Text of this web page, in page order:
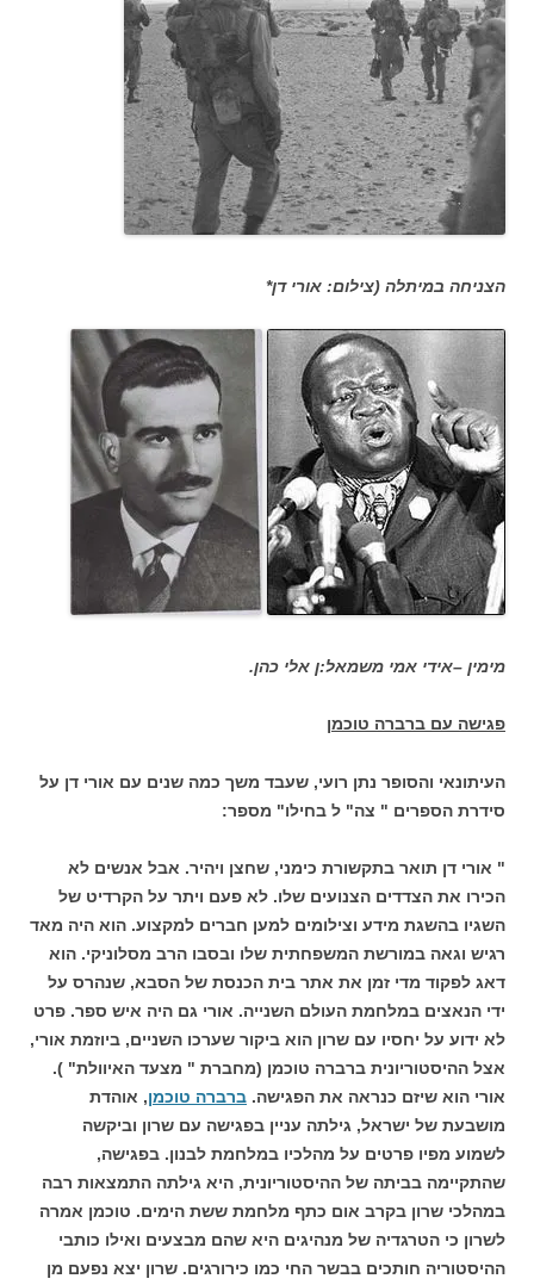
הצניחה במיתלה (צילום: אורי דן*
מימין –אידי אמי משמאל:ן אלי כהן.
פגישה עם ברברה טוכמן
העיתונאי והסופר נתן רועי, שעבד משך כמה שנים עם אורי דן על
סידרת הספרים " צה" ל בחילו" מספר:
" אורי דן תואר בתקשורת כימני, שחצן ויהיר. אבל אנשים לא
הכירו את הצדדים הצנועים שלו. לא פעם ויתר על הקרדיט של
השגיו בהשגת מידע וצילומים למען חברים למקצוע. הוא היה מאד
רגיש וגאה במורשת המשפחתית שלו ובסבו הרב מסלוניקי. הוא
דאג לפקוד מדי זמן את אתר בית הכנסת של הסבא, שנהרס על
ידי הנאצים במלחמת העולם השנייה. אורי גם היה איש ספר. פרט
לא ידוע על יחסיו עם שרון הוא ביקור שערכו השניים, ביוזמת אורי,
אצל ההיסטוריונית ברברה טוכמן (מחברת " מצעד האיוולת" ).
אורי הוא שיזם כנראה את הפגישה. ברברה טוכמן, אוהדת
מושבעת של ישראל, גילתה עניין בפגישה עם שרון וביקשה
לשמוע מפיו פרטים על מהלכיו במלחמת לבנון. בפגישה,
שהתקיימה בביתה של ההיסטוריונית, היא גילתה התמצאות רבה
במהלכי שרון בקרב אום כתף מלחמת ששת הימים. טוכמן אמרה
לשרון כי הטרגדיה של מנהיגים היא שהם מבצעים ואילו כותבי
ההיסטוריה חותכים בבשר החי כמו כירורגים. שרון יצא נפעם מן